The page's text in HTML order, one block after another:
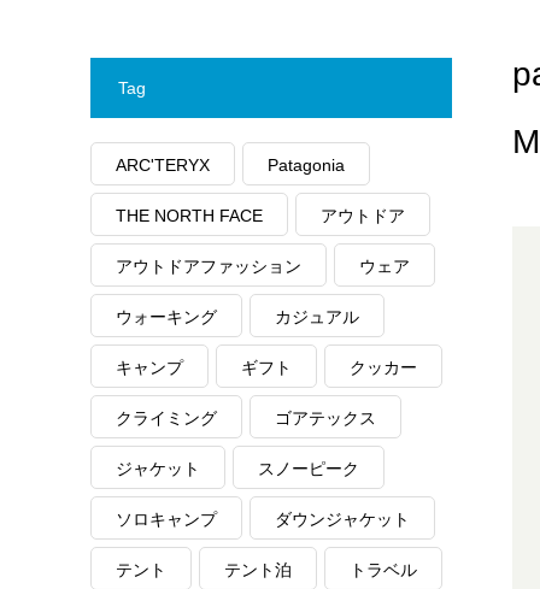
Tag
ARC'TERYX Patagonia
THE NORTH FACE アウトドア
アウトドアファッション ウェア
ウォーキング カジュアル
キャンプ ギフト クッカー
クライミング ゴアテックス
ジャケット スノーピーク
ソロキャンプ ダウンジャケット
テント テント泊 トラベル